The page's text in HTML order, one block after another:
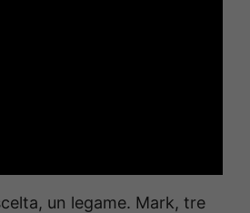
un legame. Mark, tre